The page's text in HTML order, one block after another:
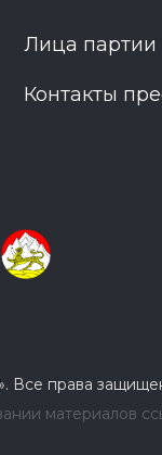
Лица партии
Контакты
Все права
материалов